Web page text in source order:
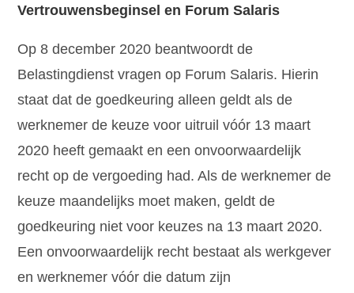
Vertrouwensbeginsel en Forum Salaris
Op 8 december 2020 beantwoordt de
Belastingdienst vragen op Forum Salaris. Hierin
staat dat de goedkeuring alleen geldt als de
werknemer de keuze voor uitruil vóór 13 maart
2020 heeft gemaakt en een onvoorwaardelijk
recht op de vergoeding had. Als de werknemer de
keuze maandelijks moet maken, geldt de
goedkeuring niet voor keuzes na 13 maart 2020.
Een onvoorwaardelijk recht bestaat als werkgever
en werknemer vóór die datum zijn